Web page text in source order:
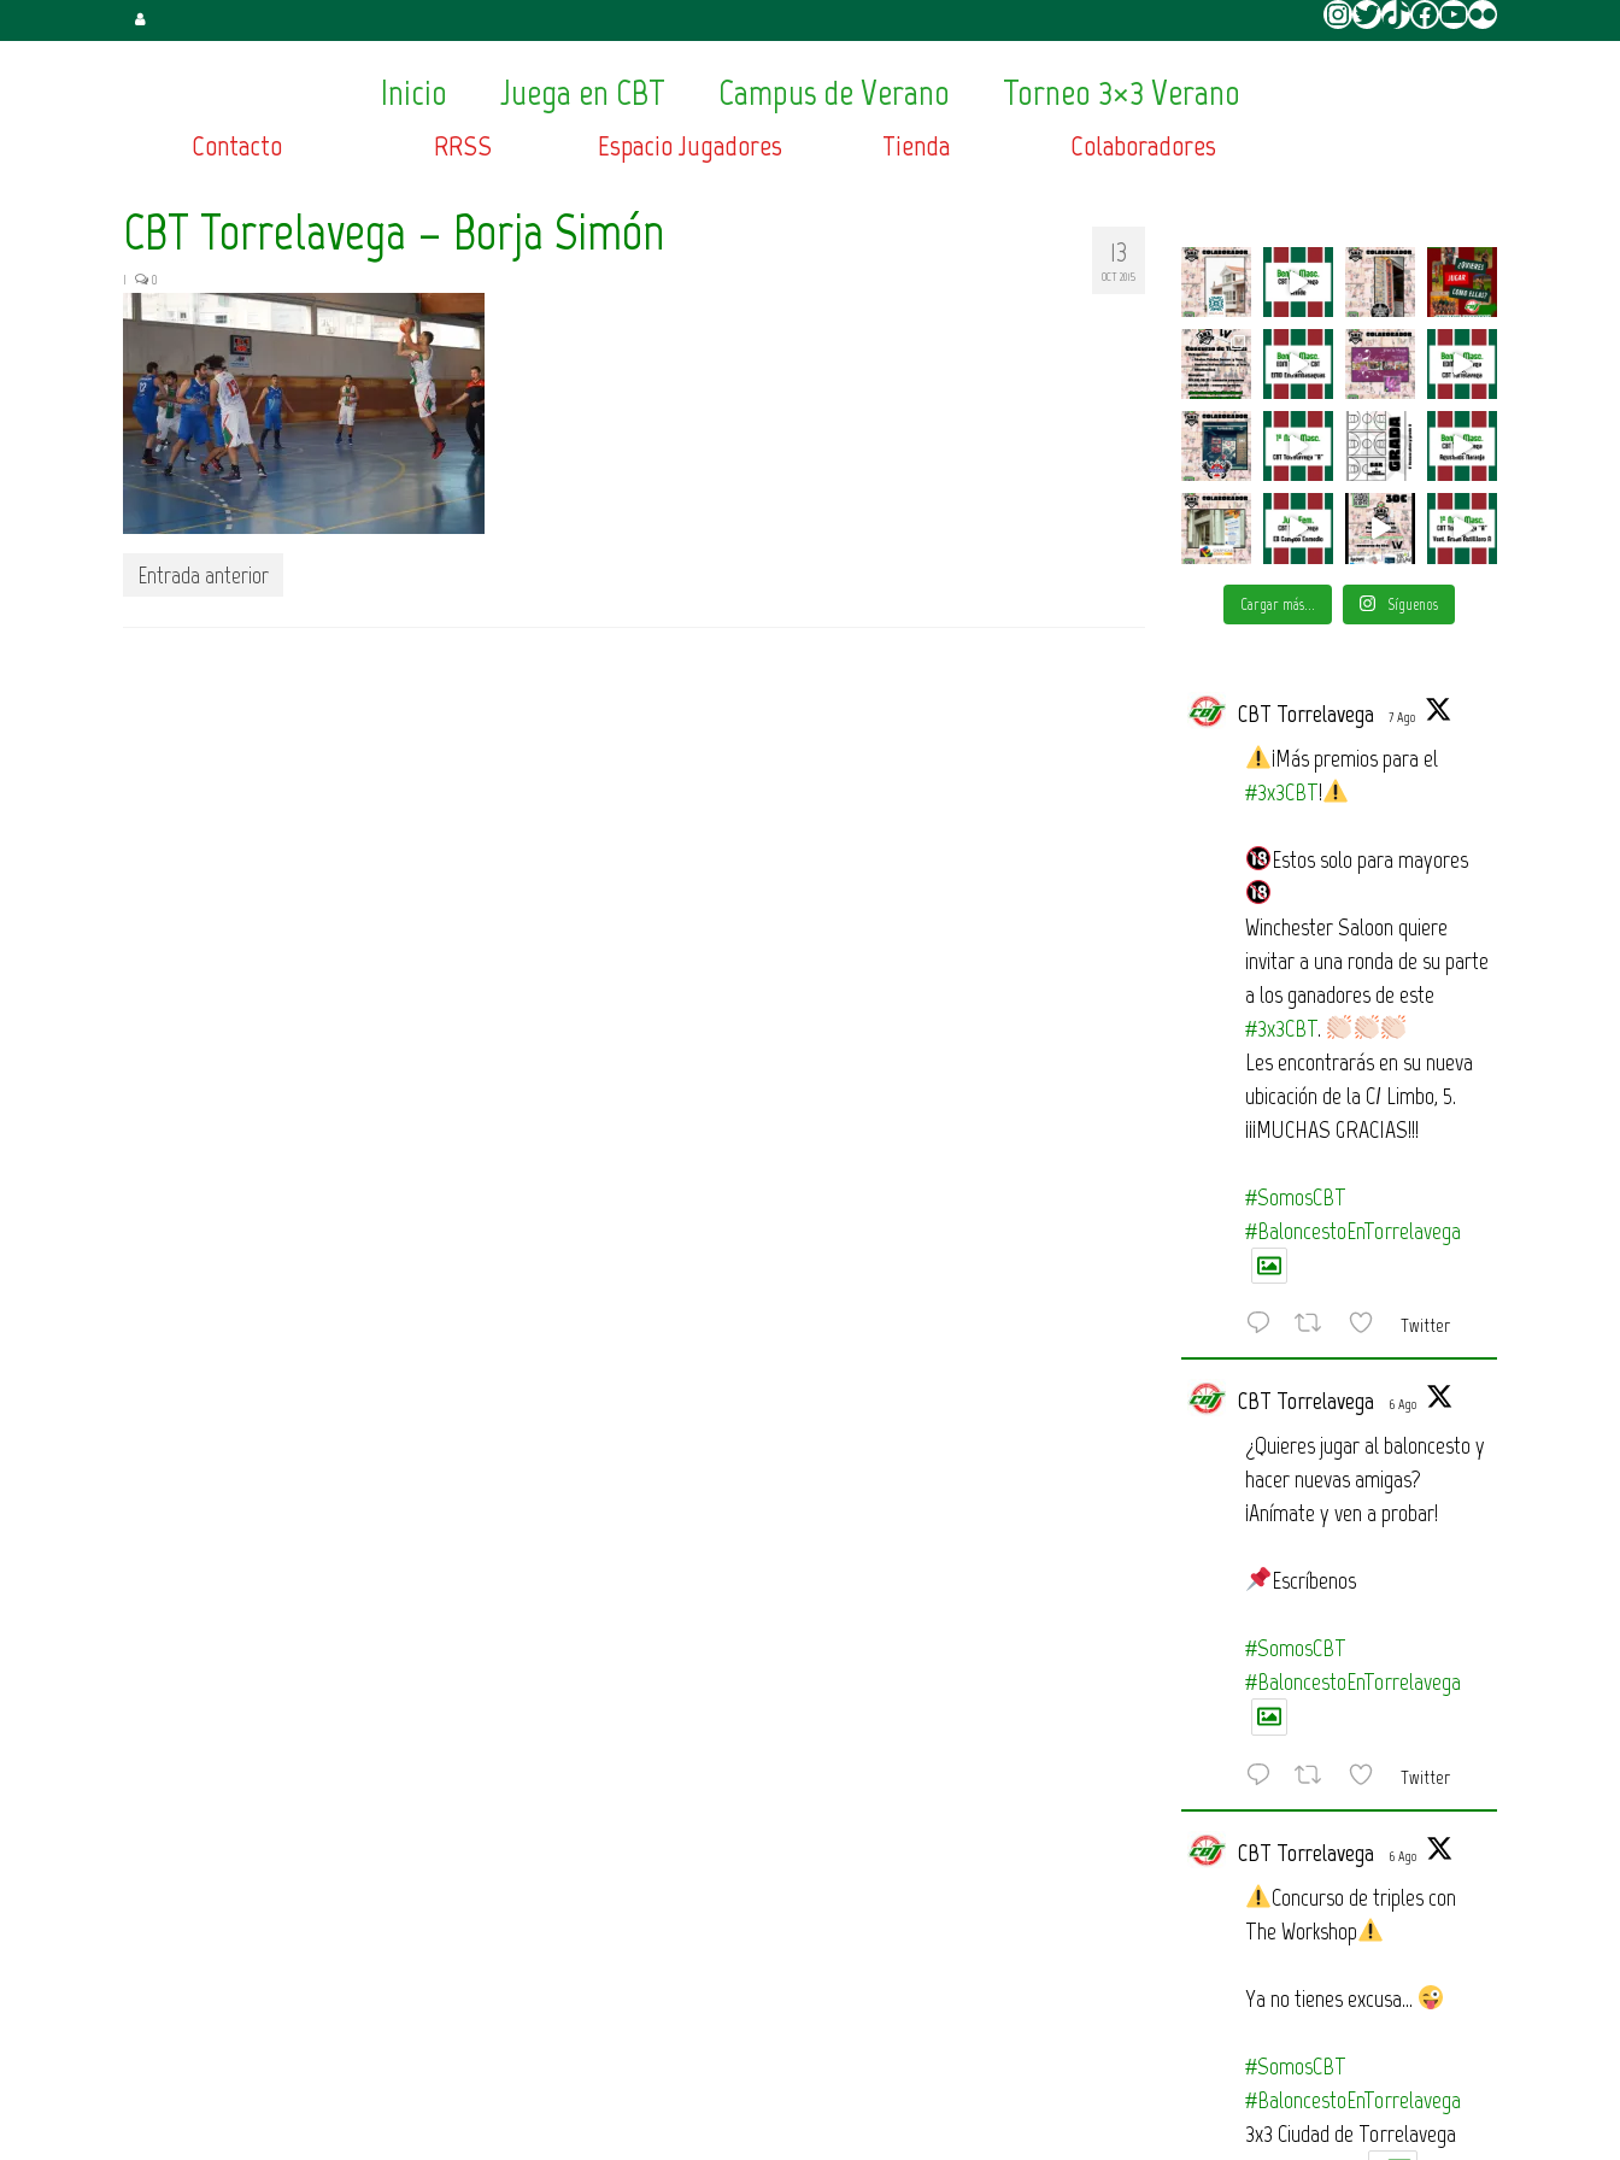
Instagram
Twitter
TikTokFacebook
YouTube
Flickr
Inicio Juega en CBT Campus de Verano Torneo 3×3 Verano
Contacto RRSS Espacio Jugadores Tienda Colaboradores
13
OCT 2015
CBT Torrelavega – Borja Simón
| 0
Entrada anterior
Cargar más... Síguenos
CBT Torrelavega 7 Ago
¡Más premios para el
#3x3CBT!
Estos solo para mayores
Winchester Saloon quiere
invitar a una ronda de su parte
a los ganadores de este
#3x3CBT.
Les encontrarás en su nueva
ubicación de la C/ Limbo, 5.
¡¡¡MUCHAS GRACIAS!!!
#SomosCBT
#BaloncestoEnTorrelavega
Twitter
CBT Torrelavega 6 Ago
¿Quieres jugar al baloncesto y
hacer nuevas amigas?
¡Anímate y ven a probar!
Escríbenos
#SomosCBT
#BaloncestoEnTorrelavega
Twitter
CBT Torrelavega 6 Ago
Concurso de triples con
The Workshop
Ya no tienes excusa…
#SomosCBT
#BaloncestoEnTorrelavega
3x3 Ciudad de Torrelavega